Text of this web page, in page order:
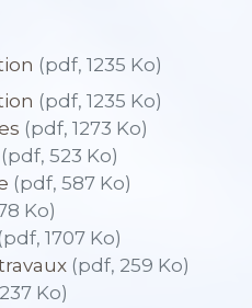
(pdf, 1235 Ko)
(pdf, 1235 Ko)
(pdf, 1273 Ko)
(pdf, 523 Ko)
(pdf, 587 Ko)
Ko)
1707 Ko)
(pdf, 259 Ko)
Ko)